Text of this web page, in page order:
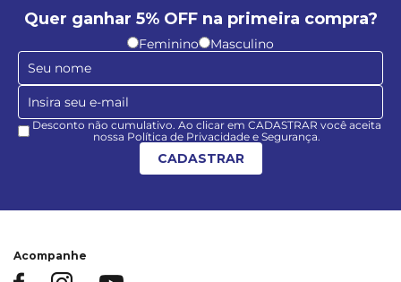
Quer ganhar 5% OFF na primeira compra?
Feminino Masculino
Desconto não cumulativo. Ao clicar em CADASTRAR você aceita
nossa Política de Privacidade e Segurança.
CADASTRAR
Acompanhe